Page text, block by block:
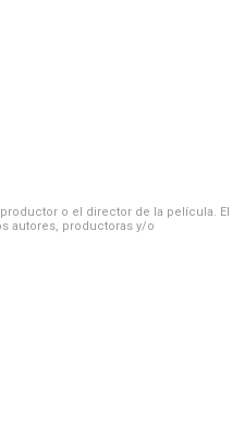
o el director de la película. El
autores, productoras y/o